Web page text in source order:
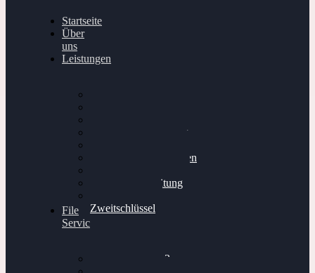
Startseite
Über
uns
Leistungen
Getriebeoptimierung
Bremsscheiben planen
Felgenaufbereitung
Zweitschlüssel
File
Service
Alientech Kess3